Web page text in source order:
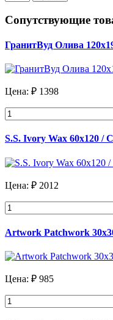
Сопутствующие
ГранитВуд Олива
Цена: ₽ 1398
S.S. Ivory Wax 60x120 /
Цена: ₽ 2012
Artwork Patchwork
Цена: ₽ 985